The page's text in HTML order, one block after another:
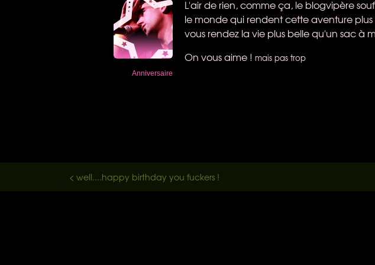
Anniversaire
L'air de rien, comme ça, le blogvipère
le monde qui rendent cette aventure
vous rendez la vie plus belle qu'un sac à
On vous aime ! mais pas trop
< well....happy birthday you fuckers !